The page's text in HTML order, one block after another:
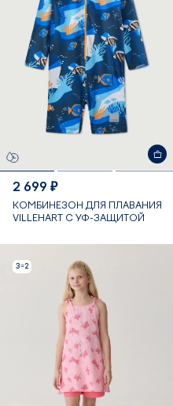
2 699 ₽
КОМБИНЕЗОН ДЛЯ ПЛАВАНИЯ
VILLEHART С УФ-ЗАЩИТОЙ
3=2